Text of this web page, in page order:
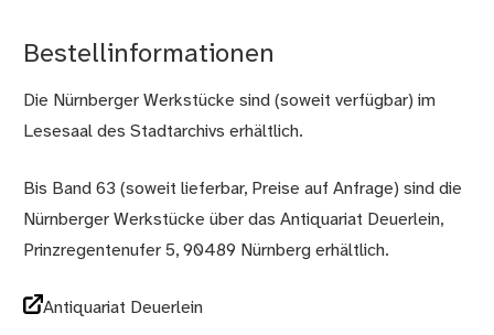
Bestellinformationen
Die Nürnberger Werkstücke sind (soweit verfügbar) im
Lesesaal des Stadtarchivs erhältlich.
Bis Band 63 (soweit lieferbar, Preise auf Anfrage) sind die
Nürnberger Werkstücke über das Antiquariat Deuerlein,
Prinzregentenufer 5, 90489 Nürnberg erhältlich.
Antiquariat Deuerlein